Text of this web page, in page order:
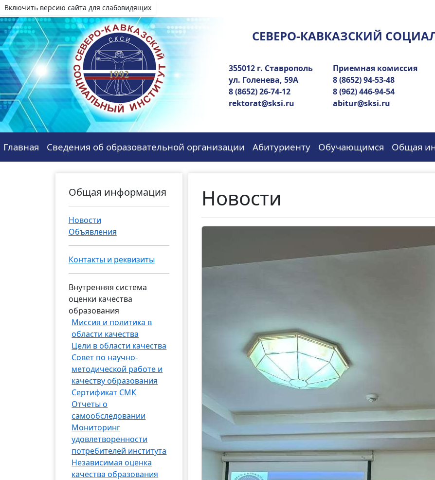
Включить версию сайта для слабовидящих
СЕВЕРО-КАВКАЗСКИЙ
355012 г. Ставрополь
ул. Голенева, 59А
8 (8652) 26-74-12
rektorat@sksi.ru
Приемная комиссия
8 (8652) 94-53-48
8 (962) 446-94-54
abitur@sksi.ru
Главная Сведения об образовательной организации Абитуриенту Обучающимся Общая
Общая информация
Новости
Объявления
Контакты и реквизиты
Внутренняя система
оценки качества
образования
Миссия и политика в
области качества
Цели в области качества
Совет по научно-
методической работе и
качеству образования
Сертификат СМК
Отчеты о
самообследовании
Мониторинг
удовлетворенности
потребителей института
Независимая оценка
качества образования
Новости